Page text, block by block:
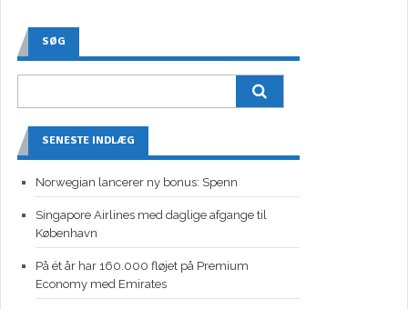
SØG
SENESTE INDLÆG
Norwegian lancerer ny bonus: Spenn
Singapore Airlines med daglige afgange til
København
På ét år har 160.000 fløjet på Premium
Economy med Emirates